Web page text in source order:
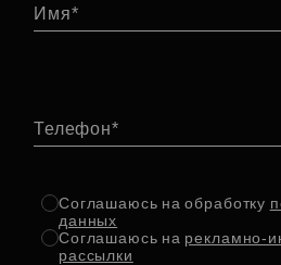
Имя
Телефон
Соглашаюсь на обработку
данных
Соглашаюсь на рекламно-
рассылки